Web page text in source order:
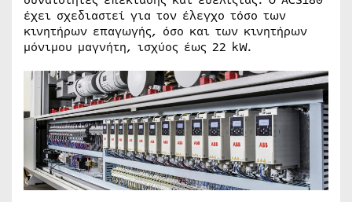
έχει σχεδιαστεί για τον έλεγχο τόσο των
κινητήρων επαγωγής, όσο και των κινητήρων
μόνιμου μαγνήτη, ισχύος έως 22 kW.